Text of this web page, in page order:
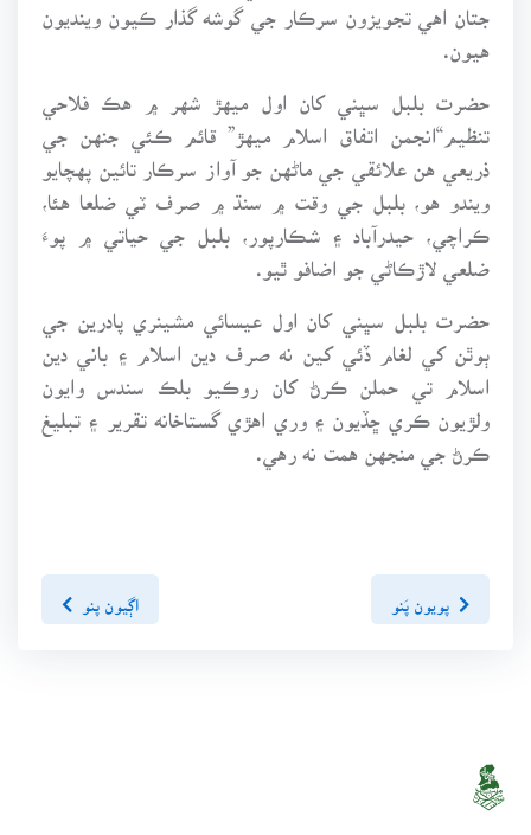
جتان اهي تجويزون سرڪار جي گوشه گذار ڪيون وينديون
حضرت بلبل سڀني کان اول ميهڙ شهر ۾ هڪ فلاحي
تنظيم“انجمن اتفاق اسلام ميهڙ” قائم ڪئي جنهن جي
ذريعي هن علائقي جي ماڻهن جو آواز سرڪار تائين پهچايو
ويندو هو، بلبل جي وقت ۾ سنڌ ۾ صرف ٽي ضلعا هئا،
ڪراچي، حيدرآباد ۽ شڪارپور، بلبل جي حياتي ۾ پوءَ
ضلعي لاڙڪاڻي جو اضافو ٿيو.
حضرت بلبل سڀني کان اول عيسائي مشينري پادرين جي
ٻوٿن کي لغام ڏئي کين نه صرف دين اسلام ۽ باني دين
اسلام تي حملن ڪرڻ کان روڪيو بلڪ سندس وايون
ولڙيون ڪري ڇڏيون ۽ وري اهڙي گستاخانه تقرير ۽ تبليغ
اڳيون پنو